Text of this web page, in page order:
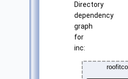
Directory
dependency
graph
for
inc: